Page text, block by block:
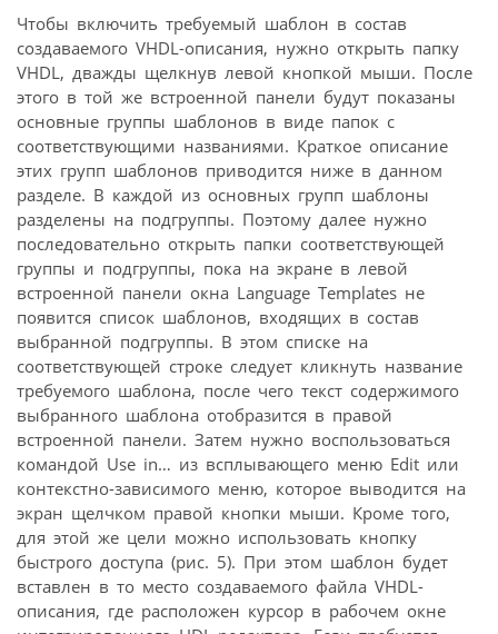
Чтобы включить требуемый шаблон в состав
создаваемого VHDL-описания, нужно открыть папку
VHDL, дважды щелкнув левой кнопкой мыши. После
этого в той же встроенной панели будут показаны
основные группы шаблонов в виде папок с
соответствующими названиями. Краткое описание
этих групп шаблонов приводится ниже в данном
разделе. В каждой из основных групп шаблоны
разделены на подгруппы. Поэтому далее нужно
последовательно открыть папки соответствующей
группы и подгруппы, пока на экране в левой
встроенной панели окна Language Templates не
появится список шаблонов, входящих в состав
выбранной подгруппы. В этом списке на
соответствующей строке следует кликнуть название
требуемого шаблона, после чего текст содержимого
выбранного шаблона отобразится в правой
встроенной панели. Затем нужно воспользоваться
командой Use in… из всплывающего меню Edit или
контекстно-зависимого меню, которое выводится на
экран щелчком правой кнопки мыши. Кроме того,
для этой же цели можно использовать кнопку
быстрого доступа (рис. 5). При этом шаблон будет
вставлен в то место создаваемого файла VHDL-
описания, где расположен курсор в рабочем окне